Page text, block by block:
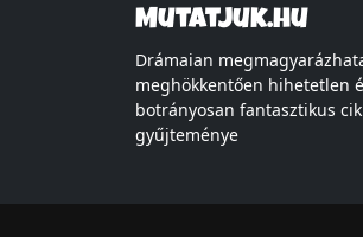
Mutatjuk.hu
Drámaian
meghökkentően hihetetlen
botrányosan fantasztikus
gyűjteménye